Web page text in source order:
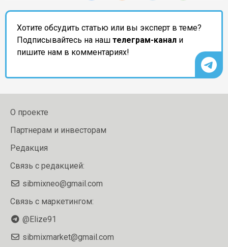
Хотите обсудить статью или вы эксперт в теме?
Подписывайтесь на наш телеграм-канал и
пишите нам в комментариях!
О проекте
Партнерам и инвесторам
Редакция
Связь с редакцией:
sibmixneo@gmail.com
Связь с маркетингом:
@Elize91
sibmixmarket@gmail.com